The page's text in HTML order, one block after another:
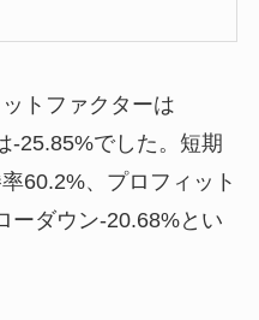
トファクターは
-25.85%でした。短期
60.2%、プロフィット
ーダウン-20.68%とい